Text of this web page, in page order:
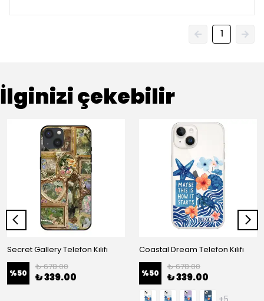
1
İlginizi çekebilir
Secret Gallery Telefon Kılıfı
%50
₺ 678.00
₺ 339.00
Coastal Dream Telefon Kılıfı
%50
₺ 678.00
₺ 339.00